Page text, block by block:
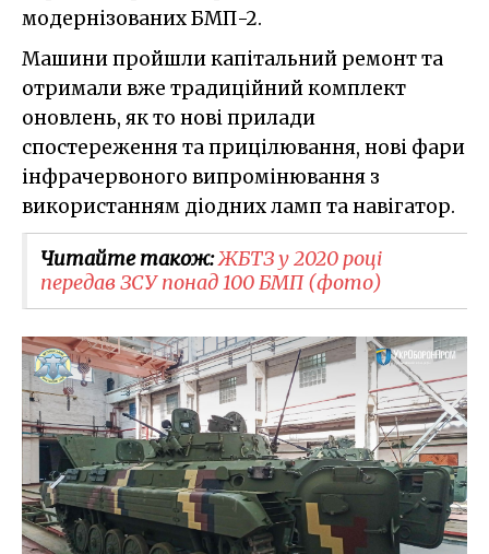
модернізованих БМП-2.
Машини пройшли капітальний ремонт та
отримали вже традиційний комплект
оновлень, як то нові прилади
спостереження та прицілювання, нові фари
інфрачервоного випромінювання з
використанням діодних ламп та навігатор.
Читайте також:ЖБТЗ у 2020 році
передав ЗСУ понад 100 БМП (фото)